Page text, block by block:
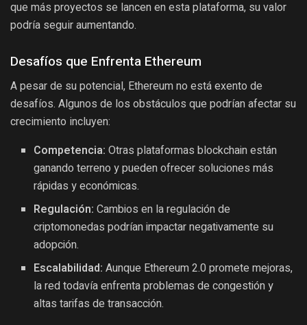
que más proyectos se lancen en esta plataforma, su valor
podría seguir aumentando.
Desafíos que Enfrenta Ethereum
A pesar de su potencial, Ethereum no está exento de
desafíos. Algunos de los obstáculos que podrían afectar su
crecimiento incluyen:
Competencia: Otras plataformas blockchain están
ganando terreno y pueden ofrecer soluciones más
rápidas y económicas.
Regulación: Cambios en la regulación de
criptomonedas podrían impactar negativamente su
adopción.
Escalabilidad: Aunque Ethereum 2.0 promete mejoras,
la red todavía enfrenta problemas de congestión y
altas tarifas de transacción.